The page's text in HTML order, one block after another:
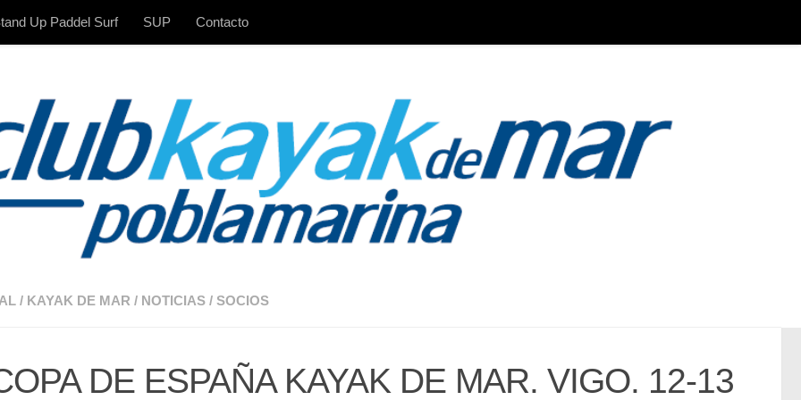
Up Paddel Surf SUP Contacto
/ KAYAK DE MAR / NOTICIAS / SOCIOS
DE ESPAÑA KAYAK DE MAR. VIGO. 12-13